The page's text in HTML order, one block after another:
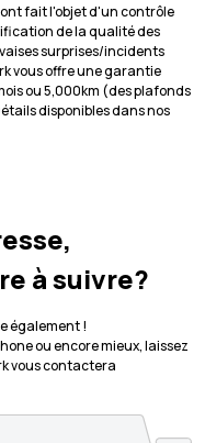
fait l'objet d'un contrôle
de la qualité des
surprises/incidents
vous offre une garantie
ou 5,000km (des plafonds
disponibles dans nos
à suivre?
également !
ou encore mieux, laissez
vous contactera